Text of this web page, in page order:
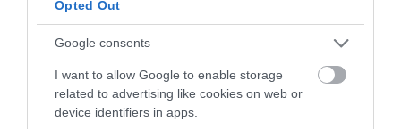
Opted Out
Google consents
I want to allow Google to enable storage
related to advertising like cookies on web or
device identifiers in apps.
segíthet.
Az egészséges táplálkozás az általános egészségre is
jótékony hatással van, csökkenti a demencia, a rák
és más betegségek kockázatát.